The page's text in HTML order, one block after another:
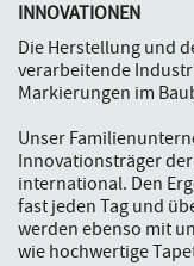
INNOVATIONEN
Die Herstellung und
verarbeitende
Markierungen im
Unser
Innovationsträger
international. Den
fast jeden Tag und
werden ebenso mit
wie hochwertige